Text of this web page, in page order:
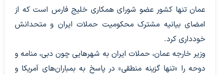
عمان تنها کشور عضو شورای همکاری خلیج فارس است که از
امضای بیانیه مشترک محکومیت حملات ایران و متحدانش
خودداری کرد.
وزیر خارجه عمان، حملات ایران به شهرهایی چون دبی، منامه و
دوحه را «تنها گزینه منطقی» در پاسخ به بمباران‌های آمریکا و